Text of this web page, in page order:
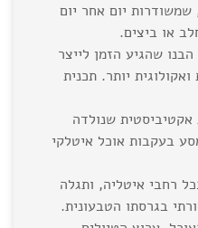
שמשודרות יום אחר יום
או ביצים.
שהגיע הזמן לייצר
יותר. תכנית
שנולדה
בעקבות אוכל איטלקי
רחבי איטליה, ותגלה
בגרסתו הטבעונית.